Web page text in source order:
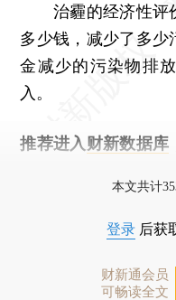
治霾的经济性评
多少钱，减少了多少
金减少的污染物排
入。
推荐进入 财新数据库
本文共计
登录 后获
财新通会员
可畅读全文